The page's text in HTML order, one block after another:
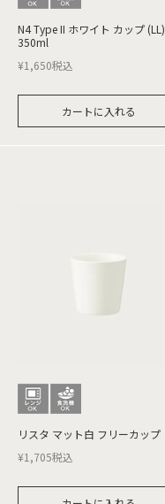
N4 Type II ホワイト カップ (LL)
350ml
¥1,650税込
カートに入れる
リスタ マット白 フリーカップ
¥1,705税込